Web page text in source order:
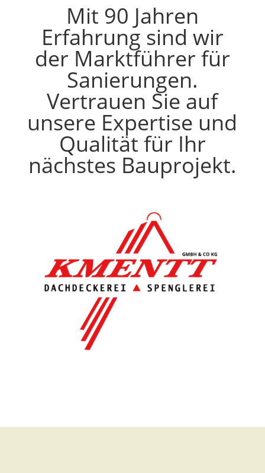
Mit 90 Jahren
Erfahrung sind wir
der Marktführer für
Sanierungen.
Vertrauen Sie auf
unsere Expertise und
Qualität für Ihr
nächstes Bauprojekt.